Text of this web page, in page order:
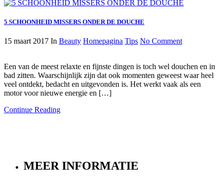
5 SCHOONHEID MISSERS ONDER DE DOUCHE
15 maart 2017 In Beauty Homepagina Tips No Comment
Een van de meest relaxte en fijnste dingen is toch wel douchen en in
bad zitten. Waarschijnlijk zijn dat ook momenten geweest waar heel
veel ontdekt, bedacht en uitgevonden is. Het werkt vaak als een
motor voor nieuwe energie en […]
Continue Reading
MEER INFORMATIE